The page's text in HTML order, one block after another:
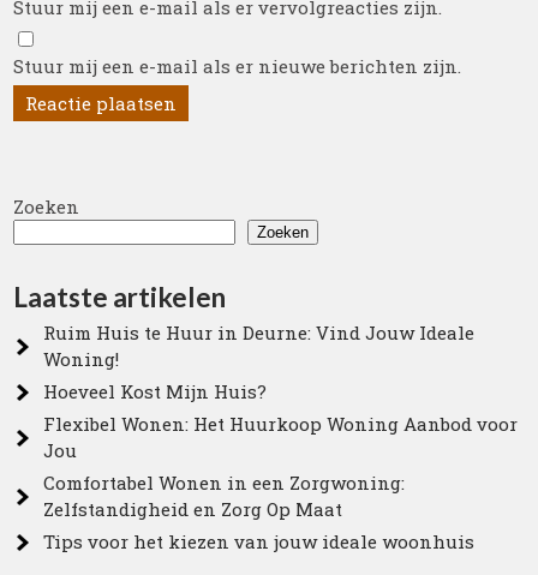
Stuur mij een e-mail als er vervolgreacties zijn.
Stuur mij een e-mail als er nieuwe berichten zijn.
Zoeken
Zoeken
Laatste artikelen
Ruim Huis te Huur in Deurne: Vind Jouw Ideale
Woning!
Hoeveel Kost Mijn Huis?
Flexibel Wonen: Het Huurkoop Woning Aanbod voor
Jou
Comfortabel Wonen in een Zorgwoning:
Zelfstandigheid en Zorg Op Maat
Tips voor het kiezen van jouw ideale woonhuis